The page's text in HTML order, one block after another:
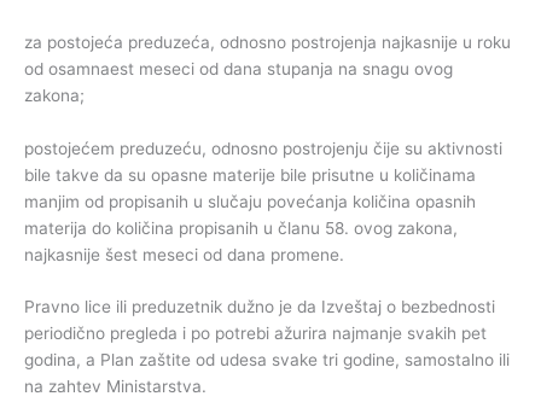
za postojeća preduzeća, odnosno postrojenja najkasnije u roku
od osamnaest meseci od dana stupanja na snagu ovog
zakona;
postojećem preduzeću, odnosno postrojenju čije su aktivnosti
bile takve da su opasne materije bile prisutne u količinama
manjim od propisanih u slučaju povećanja količina opasnih
materija do količina propisanih u članu 58. ovog zakona,
najkasnije šest meseci od dana promene.
Pravno lice ili preduzetnik dužno je da Izveštaj o bezbednosti
periodično pregleda i po potrebi ažurira najmanje svakih pet
godina, a Plan zaštite od udesa svake tri godine, samostalno ili
na zahtev Ministarstva.